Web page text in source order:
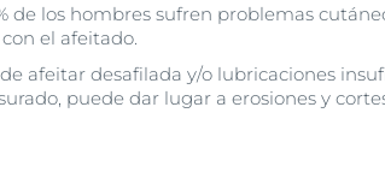
de los hombres sufren problemas
el afeitado.
afeitar desafilada y/o lubricaciones
puede dar lugar a erosiones y